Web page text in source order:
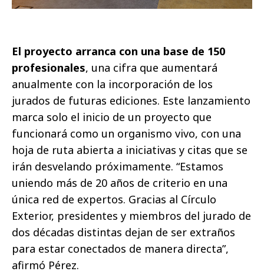
El proyecto arranca con una base de 150
profesionales, una cifra que aumentará
anualmente con la incorporación de los
jurados de futuras ediciones. Este lanzamiento
marca solo el inicio de un proyecto que
funcionará como un organismo vivo, con una
hoja de ruta abierta a iniciativas y citas que se
irán desvelando próximamente. “Estamos
uniendo más de 20 años de criterio en una
única red de expertos. Gracias al Círculo
Exterior, presidentes y miembros del jurado de
dos décadas distintas dejan de ser extraños
para estar conectados de manera directa”,
afirmó Pérez.